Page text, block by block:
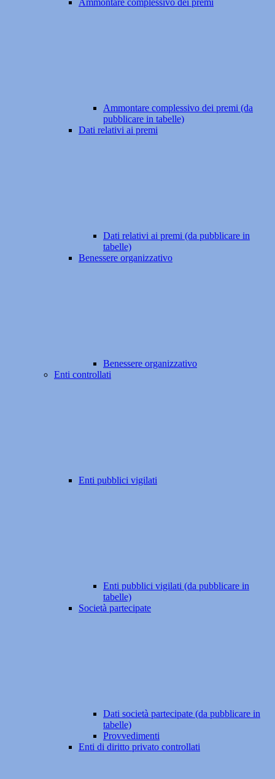
Ammontare complessivo dei premi
Ammontare complessivo dei premi (da
pubblicare in tabelle)
Dati relativi ai premi
Dati relativi ai premi (da pubblicare in
tabelle)
Benessere organizzativo
Benessere organizzativo
Enti controllati
Enti pubblici vigilati
Enti pubblici vigilati (da pubblicare in
tabelle)
Società partecipate
Dati società partecipate (da pubblicare in
tabelle)
Provvedimenti
Enti di diritto privato controllati